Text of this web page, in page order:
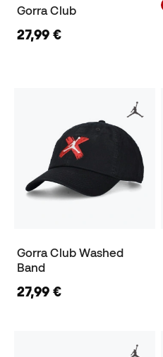
Gorra Club
27,99 €
Gorra Club Washed
Band
27,99 €